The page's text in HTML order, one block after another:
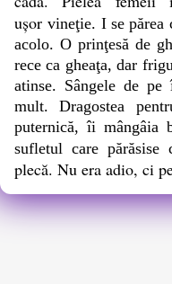
uşorvineţie. I se părea
acolo. O prinţesă de
rece ca gheaţa, dar
atinse. Sângele de pe
mult.Dragostea
puternică, îi mângâia
sufletul care părăsise
plecă. Nu era adio, ci